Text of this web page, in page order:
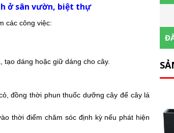
ở sân vườn, biệt thự
các công việc:
dáng hoặc giữ dáng cho cây.
đồng thời phun thuốc dưỡng cây để cây lá
thời điểm chăm sóc định kỳ nếu phát hiện